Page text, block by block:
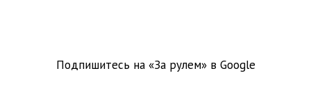
Подпишитесь на «За рулем» в Google